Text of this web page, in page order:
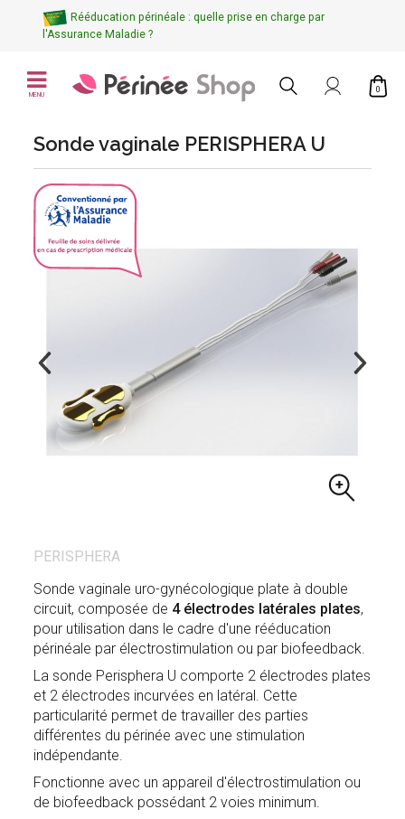
Rééducation périnéale : quelle prise en charge par
l'Assurance Maladie ?
MENU
0
Sonde vaginale PERISPHERA U
PERISPHERA
Sonde vaginale uro-gynécologique plate à double
circuit, composée de 4 électrodes latérales plates,
pour utilisation dans le cadre d'une rééducation
périnéale par électrostimulation ou par biofeedback.
La sonde Perisphera U comporte 2 électrodes plates
et 2 électrodes incurvées en latéral. Cette
particularité permet de travailler des parties
différentes du périnée avec une stimulation
indépendante.
Fonctionne avec un appareil d'électrostimulation ou
de biofeedback possédant 2 voies minimum.